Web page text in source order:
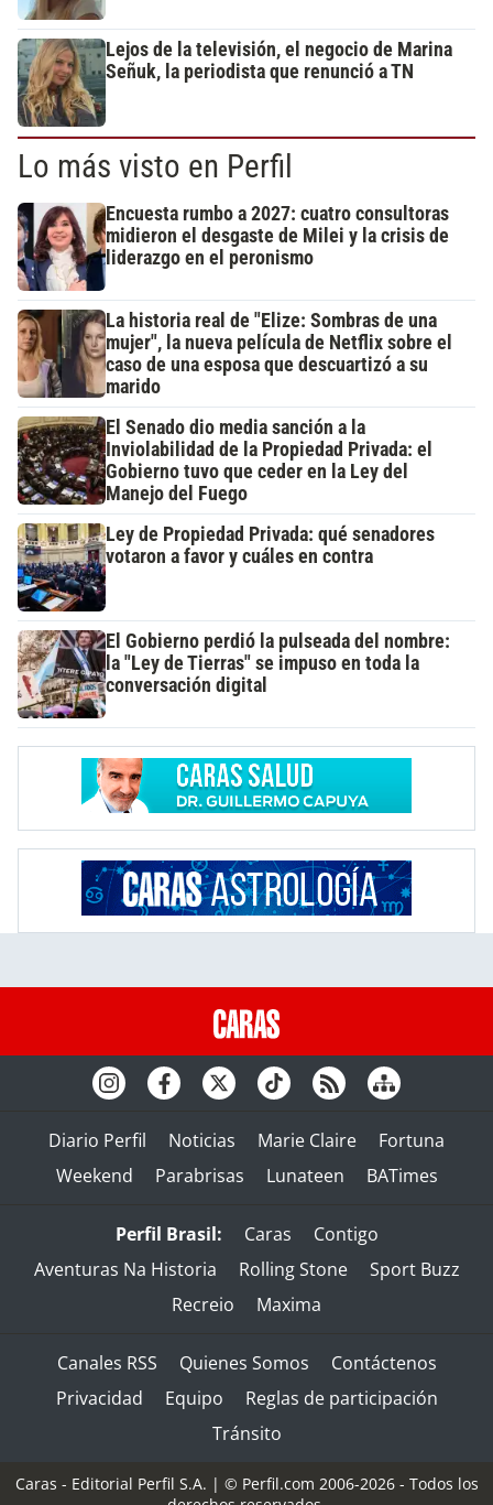
Lejos de la televisión, el negocio de Marina
Señuk, la periodista que renunció a TN
Lo más visto en Perfil
Encuesta rumbo a 2027: cuatro consultoras
midieron el desgaste de Milei y la crisis de
liderazgo en el peronismo
La historia real de "Elize: Sombras de una
mujer", la nueva película de Netflix sobre el
caso de una esposa que descuartizó a su
marido
El Senado dio media sanción a la
Inviolabilidad de la Propiedad Privada: el
Gobierno tuvo que ceder en la Ley del
Manejo del Fuego
Ley de Propiedad Privada: qué senadores
votaron a favor y cuáles en contra
El Gobierno perdió la pulseada del nombre:
la "Ley de Tierras" se impuso en toda la
conversación digital
Diario Perfil Noticias Marie Claire
Fortuna
Weekend
Parabrisas Lunateen BATimes
Perfil Brasil: Caras
Contigo
Aventuras Na Historia
Rolling Stone
Sport Buzz
Recreio
Maxima
Canales RSS Quienes Somos
Contáctenos
Privacidad
Equipo
Reglas de participación
Tránsito
Caras - Editorial Perfil S.A. | © Perfil.com 2006-2026 - Todos los